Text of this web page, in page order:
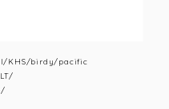
KHS/birdy/pacific